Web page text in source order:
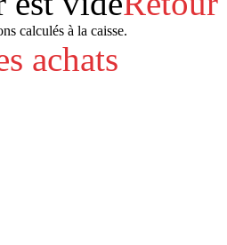
calculés à la caisse.
achats